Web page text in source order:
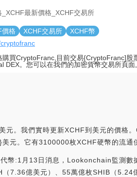
最新價格_XCHF交易所
價格 XCHF交易所
XCHF幣
買CryptoFranc,目前交易{CryptoFranc]股
DEX。您可以在我們的加密貨幣交易所頁面
。我們實時更新XCHF到美元的價格
。它有3100000枚XCHF硬幣的流通
幣:1月13日消息，Lookonchain監測
7.36億美元）、55萬億枚SHIB（5.24